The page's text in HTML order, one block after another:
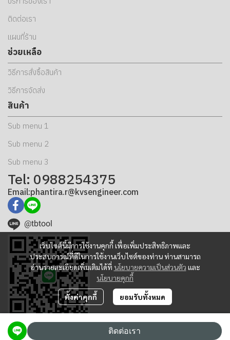
ติดต่อเรา
เว็บไซต์นี้มีการใช้งานคุกกี้ เพื่อเพิ่มประสิทธิภาพและ
ประสบการณ์ที่ดีในการใช้งานเว็บไซต์ของท่าน ท่านสามารถ
อ่านรายละเอียดเพิ่มเติมได้ที่ นโยบายความเป็นส่วนตัว และ
นโยบายคุกกี้
ตั้งค่าคุกกี้ ยอมรับทั้งหมด
ติดต่อเรา
แผนที่ร้าน
ช่วยเหลือ
วิธีการสั่งซื้อสินค้า
วิธีการจัดส่ง
สินค้า
Sub menu 1
Sub menu 2
Sub menu 3
Tel: 0988254375
Email:phantira.r@kvsengineer.com
@tbtool